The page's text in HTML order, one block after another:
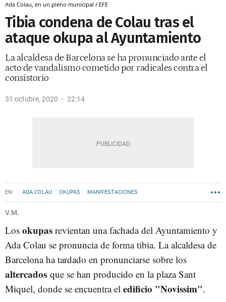
Ada Colau, en un pleno municipal / EFE
Tibia condena de Colau tras el
ataque okupa al Ayuntamiento
La alcaldesa de Barcelona se ha pronunciado ante el
acto de vandalismo cometido por radicales contra el
consistorio
31 octubre, 2020 22:14
ADA COLAU OKUPAS MANIFESTACIONES
AYUNTAMIENTO DE BARCELONA
V.M.
Los okupas revientan una fachada del Ayuntamiento y
Ada Colau se pronuncia de forma tibia. La alcaldesa de
Barcelona ha tardado en pronunciarse sobre los
altercados que se han producido en la plaza Sant
Miquel, donde se encuentra el edificio "Novissim".